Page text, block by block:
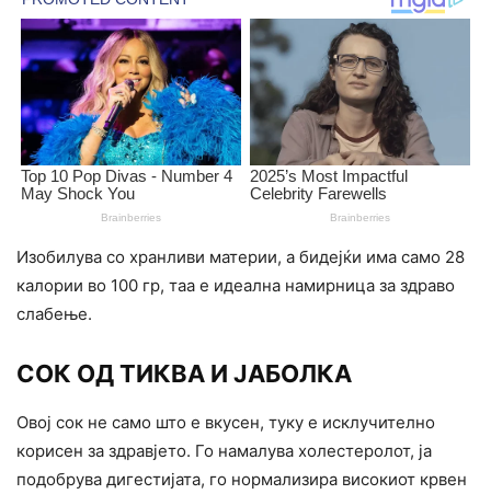
Изобилува со хранливи материи, а бидејќи има само 28
калории во 100 гр, таа е идеална намирница за здраво
слабење.
СОК ОД ТИКВА И ЈАБОЛКА
Овој сок не само што е вкусен, туку е исклучително
корисен за здравјето. Го намалува холестеролот, ја
подобрува дигестијата, го нормализира високиот крвен